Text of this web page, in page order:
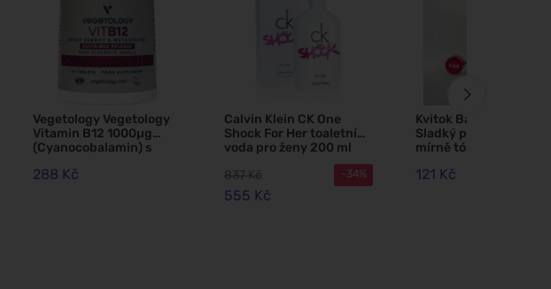
Vegetology Vegetology
Vitamin B12 1000µg
(Cyanocobalamin) s
uvolňovaním 60 tablet
288 Kč
Calvin Klein CK One
Shock For Her toaletní
voda pro ženy 200 ml
837 Kč
555 Kč
-34%
Kvitok Balzám na rty
Sladký polibek (8 ml) -
mírně tónuje rty
121 Kč